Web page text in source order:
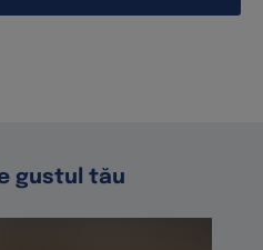
gustul tău